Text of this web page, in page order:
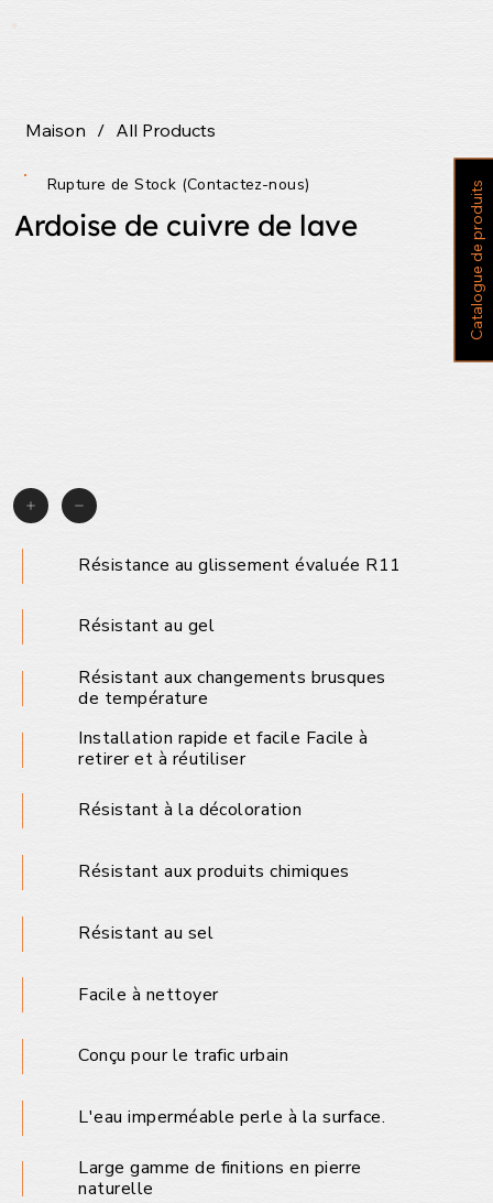
Maison / All Products
Résistance au glissement évaluée R11
Résistant au gel
Résistant aux changements brusques
de température
Installation rapide et facile Facile à
retirer et à réutiliser
Résistant à la décoloration
Résistant aux produits chimiques
Résistant au sel
Facile à nettoyer
Conçu pour le trafic urbain
L'eau imperméable perle à la surface.
Large gamme de finitions en pierre
naturelle
Rupture de Stock (Contactez-nous)
Ardoise de cuivre de lave C
a
t
a
l
o
g
u
e
d
e
p
r
o
d
u
i
t